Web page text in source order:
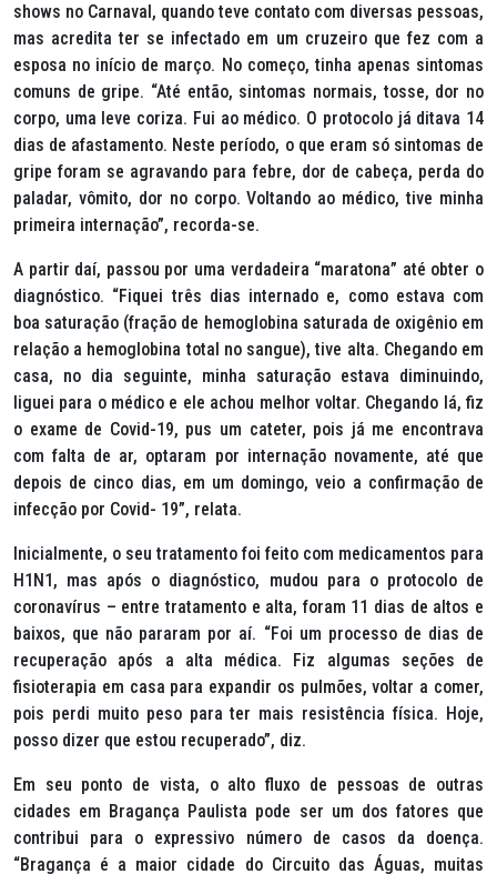
shows no Carnaval, quando teve contato com diversas pessoas,
mas acredita ter se infectado em um cruzeiro que fez com a
esposa no início de março. No começo, tinha apenas sintomas
comuns de gripe. “Até então, sintomas normais, tosse, dor no
corpo, uma leve coriza. Fui ao médico. O protocolo já ditava 14
dias de afastamento. Neste período, o que eram só sintomas de
gripe foram se agravando para febre, dor de cabeça, perda do
paladar, vômito, dor no corpo. Voltando ao médico, tive minha
primeira internação”, recorda-se.
A partir daí, passou por uma verdadeira “maratona” até obter o
diagnóstico. “Fiquei três dias internado e, como estava com
boa saturação (fração de hemoglobina saturada de oxigênio em
relação a hemoglobina total no sangue), tive alta. Chegando em
casa, no dia seguinte, minha saturação estava diminuindo,
liguei para o médico e ele achou melhor voltar. Chegando lá, fiz
o exame de Covid-19, pus um cateter, pois já me encontrava
com falta de ar, optaram por internação novamente, até que
depois de cinco dias, em um domingo, veio a confirmação de
infecção por Covid- 19”, relata.
Inicialmente, o seu tratamento foi feito com medicamentos para
H1N1, mas após o diagnóstico, mudou para o protocolo de
coronavírus – entre tratamento e alta, foram 11 dias de altos e
baixos, que não pararam por aí. “Foi um processo de dias de
recuperação após a alta médica. Fiz algumas seções de
fisioterapia em casa para expandir os pulmões, voltar a comer,
pois perdi muito peso para ter mais resistência física. Hoje,
posso dizer que estou recuperado”, diz.
Em seu ponto de vista, o alto fluxo de pessoas de outras
cidades em Bragança Paulista pode ser um dos fatores que
contribui para o expressivo número de casos da doença.
“Bragança é a maior cidade do Circuito das Águas, muitas